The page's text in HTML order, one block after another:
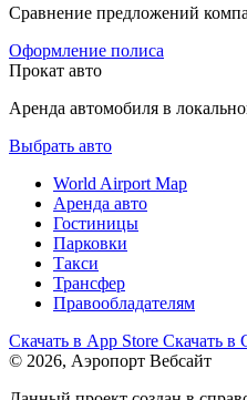
Сравнение предложений
Оформление полиса
Прокат авто
Аренда автомобиля в
Выбрать авто
World Airport Map
Аренда авто
Гостиницы
Парковки
Такси
Трансфер
Правообладателям
Скачать в App Store Скачать в
© 2026, Аэропорт Вебсайт